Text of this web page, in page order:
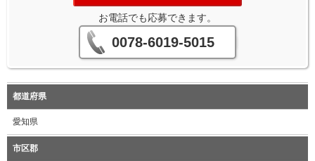
お電話でも応募できます。
0078-6019-5015
都道府県
愛知県
市区郡